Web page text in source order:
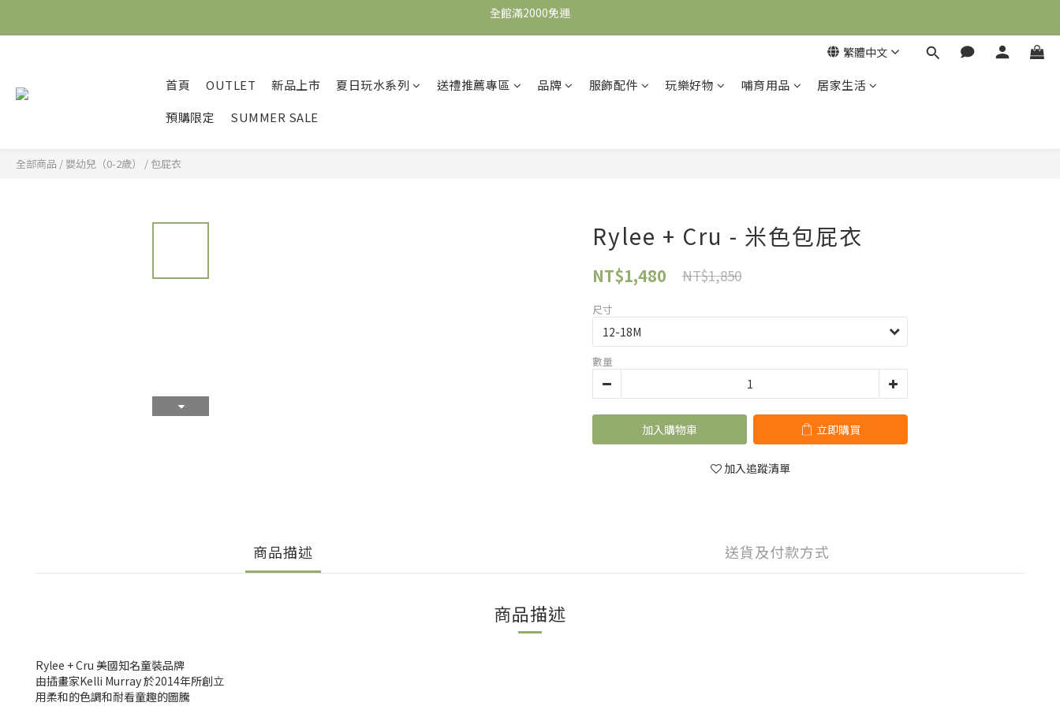
全館滿2000免運
加入會員，即可獲得$100購物金，可立即於首購使用。
繁體中文
首頁 OUTLET 新品上市 夏日玩水系列 送禮推薦專區 品牌 服飾配件 玩樂好物 哺育用品
居家生活
預購限定
SUMMER SALE
全部商品 / 嬰幼兒（0-2歲） / 包屁衣
Rylee + Cru - 米色包屁衣
NT$1,480 NT$1,850
尺寸
數量
加入購物車 立即購買
加入追蹤清單
商品描述 送貨及付款方式
商品描述
Rylee + Cru 美國知名童裝品牌
由插畫家Kelli Murray 於2014年所創立
用柔和的色調和耐看童趣的圖騰